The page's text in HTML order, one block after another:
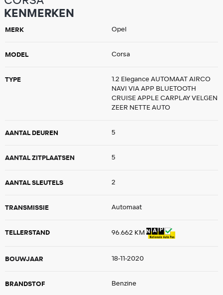
KENMERKEN
MERK Opel
MODEL Corsa
TYPE
1.2 Elegance AUTOMAAT AIRCO
NAVI VIA APP BLUETOOTH
CRUISE APPLE CARPLAY VELGEN
ZEER NETTE AUTO
AANTAL DEUREN 5
AANTAL ZITPLAATSEN 5
AANTAL SLEUTELS 2
TRANSMISSIE Automaat
TELLERSTAND 96.662 KM
BOUWJAAR 18-11-2020
BRANDSTOF Benzine